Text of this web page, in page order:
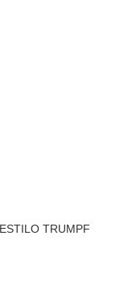
TRUMPF